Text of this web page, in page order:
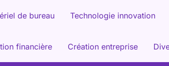
de bureau Technologie innovation
financière Création entreprise